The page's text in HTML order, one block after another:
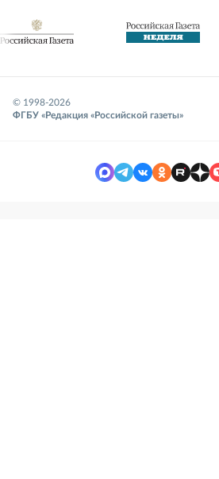
© 1998-2026
ФГБУ «Редакция «Российской газеты»